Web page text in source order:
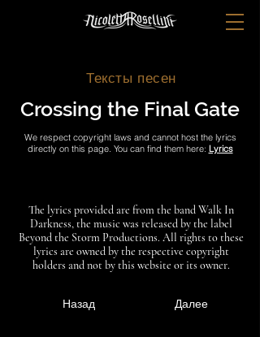
Тексты песен
Crossing the Final Gate
We respect copyright laws and cannot host the lyrics
directly on this page. You can find them here: Lyrics
The lyrics provided are from the band Walk In
Darkness, the music was released by the label
Beyond the Storm Productions. All rights to these
lyrics are owned by the respective copyright
holders and not by this website or its owner.
Назад Далее